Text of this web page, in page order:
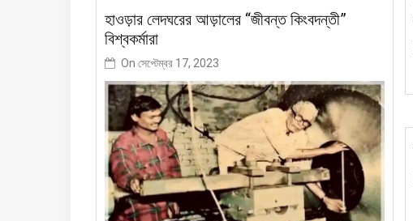
হাওড়ার লেদঘরের আড়ালের “জীবন্ত কিংবদন্তী”
বিশ্বকর্মারা
On সেপ্টেম্বর 17, 2023